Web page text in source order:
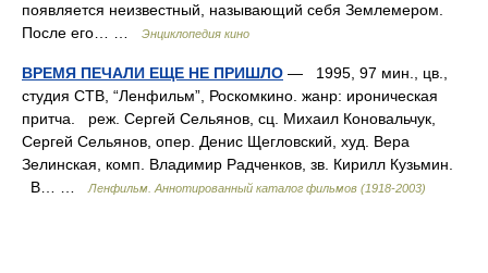
появляется неизвестный, называющий себя Землемером.
После его… …
Энциклопедия кино
ВРЕМЯ ПЕЧАЛИ ЕЩЕ НЕ ПРИШЛО — 1995, 97 мин., цв.,
студия СТВ, “Ленфильм”, Роскомкино. жанр: ироническая
притча. реж. Сергей Сельянов, сц. Михаил Коновальчук,
Сергей Сельянов, опер. Денис Щегловский, худ. Вера
Зелинская, комп. Владимир Радченков, зв. Кирилл Кузьмин.
В… …
Ленфильм. Аннотированный каталог фильмов (1918-2003)